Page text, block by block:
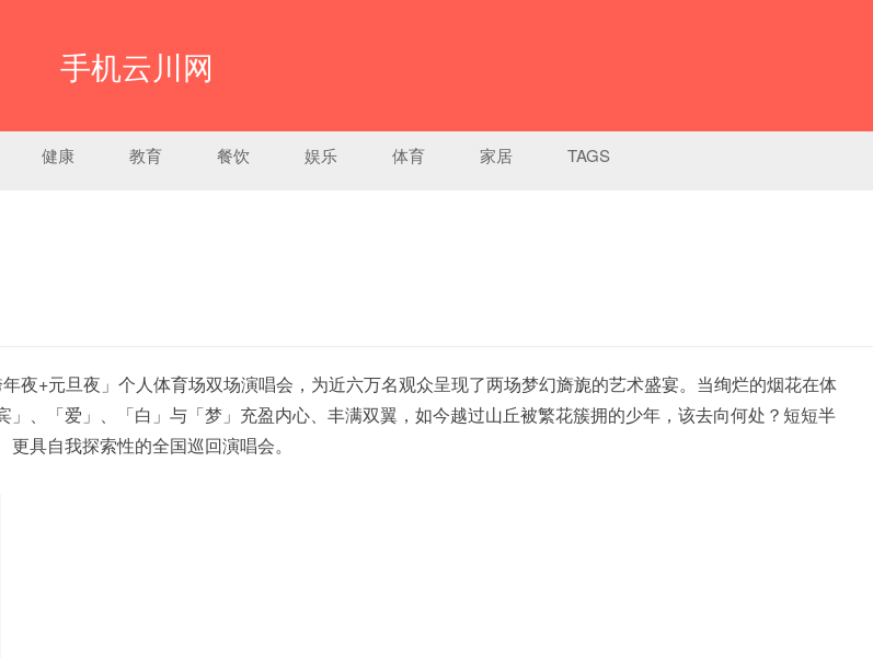
手机云川网
健康 教育 餐饮 娱乐 体育 家居 TAGS
夜+元旦夜」个人体育场双场演唱会 ，为近六万名观众呈现了两场梦幻旖旎的艺术盛宴。当绚烂的烟花在体
、「爱」、「白」与「梦」充盈内心、丰满双翼，如今越过山丘被繁花簇拥的少年，该去向何处？短短半
具自我探索性的全国巡回演唱会。